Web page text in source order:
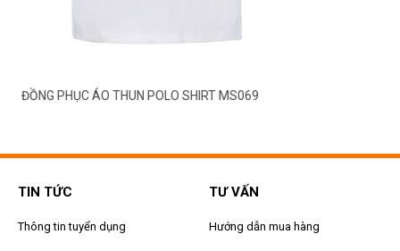
ĐỒNG PHỤC ÁO THUN POLO SHIRT MS069
TIN TỨC
Thông tin tuyển dụng
TƯ VẤN
Hướng dẫn mua hàng